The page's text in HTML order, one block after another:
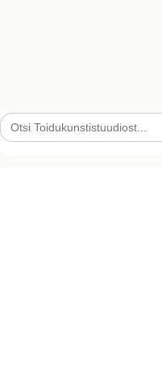
Search
for: